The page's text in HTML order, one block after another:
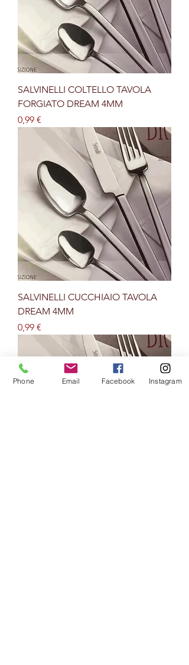
SALVINELLI COLTELLO TAVOLA
FORGIATO DREAM 4MM
Prezzo
0,99 €
SALVINELLI CUCCHIAIO TAVOLA
DREAM 4MM
Prezzo
0,99 €
Phone Email Facebook Instagram